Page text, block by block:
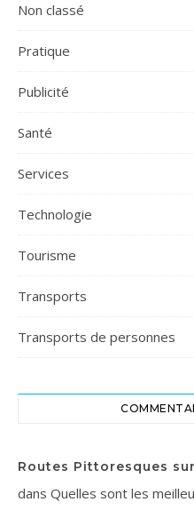
Non classé
Pratique
Publicité
Santé
Services
Technologie
Tourisme
Transports
Transports de personnes
Routes Pittoresques
dans Quelles sont les